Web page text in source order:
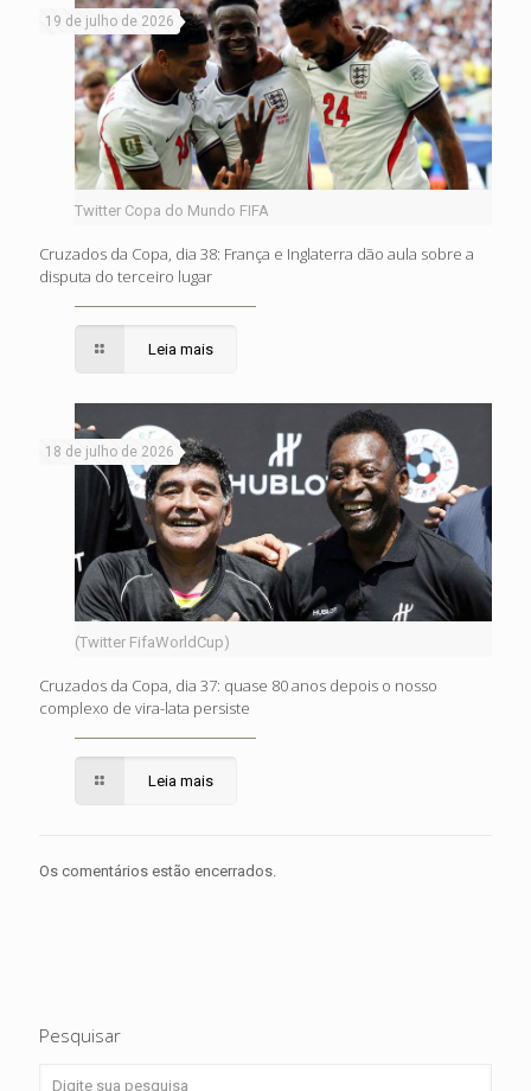
Twitter Copa do Mundo FIFA
19 de julho de 2026
Cruzados da Copa, dia 38: França e Inglaterra dão aula sobre a
disputa do terceiro lugar
Leia mais
(Twitter FifaWorldCup)
18 de julho de 2026
Cruzados da Copa, dia 37: quase 80 anos depois o nosso
complexo de vira-lata persiste
Leia mais
Os comentários estão encerrados.
Pesquisar